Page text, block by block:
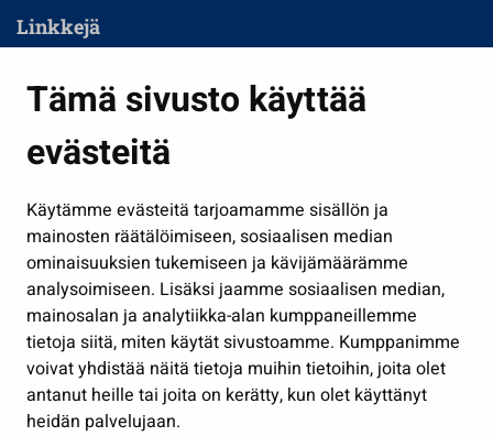
Tämä sivusto käyttää
evästeitä
Käytämme evästeitä tarjoamamme sisällön ja
mainosten räätälöimiseen, sosiaalisen median
ominaisuuksien tukemiseen ja kävijämäärämme
analysoimiseen. Lisäksi jaamme sosiaalisen median,
mainosalan ja analytiikka-alan kumppaneillemme
tietoja siitä, miten käytät sivustoamme. Kumppanimme
voivat yhdistää näitä tietoja muihin tietoihin, joita olet
antanut heille tai joita on kerätty, kun olet käyttänyt
heidän palvelujaan.
Linkkejä
Kasvatus ja opetus
Kulttuuri ja liikunta
Työ ja yrittäminen
Osallistu ja asioi
Näytä omat evästeasetukseni
Seuraa meitä